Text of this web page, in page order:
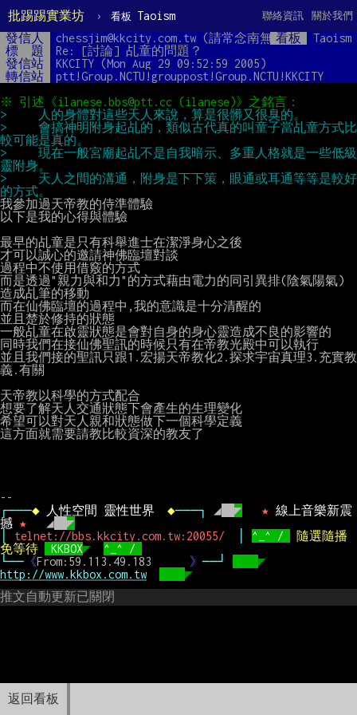
批踢踢實業坊 › 看板 Taoism 關於我們
聯絡資訊
返回看板
發信人 chessjim@kkcity.com.tw (請常念南無阿彌陀佛),
看板
Taoism
標  題
Re: [討論] 乩童的問題？
發信站
KKCITY (Mon Aug 29 09:52:59 2005)
轉信站
ptt!Group.NCTU!grouppost!Group.NCTU!KKCITY
>     會搞神明附身起乩的，類似古代真的叫童子當乩童方式比
>     現在一般宮廟起乩不是自我暗示、多重人格就是一些低級
>     天人之間的溝通，附身是下下策，眼通或耳通等等是較好
我參加過天帝教的侍準體驗
以下是我的心得與體驗
最早的乩童是只有科舉進士在潔淨身心之後
才可以誠心的邀請神佛臨壇對談
過程中不使用借竅的方式
而是透過"親力與和力"的方式藉由電力的同引異排(陰氣陽氣)
造成乩筆的移動
而在仙佛臨壇的過程中,我的意識是十分清醒的
並且楚於修持的狀態
一般乩童在啟靈狀態是會對自身的身心靈造成不良的影響的
同時我們在接仙佛聖訊的時候只有在帝教光殿中可以執行
並且我們接的聖訊只跟1.宏揚天帝教化2.探求宇宙真理3.充實教
義.有關
天帝教以科學的方式配合
想要了解天人交通狀態下會產生的生理變化
希望可以對天人親和狀態做下一個科學定義
這方面就需要請教比較資深的教友了
┌───◆ 人性空間 靈性世界 ◆───┐ ◢ ◤
  ★
線上音樂新震
撼 ★
   ◢
◤
telnet://bbs.kkcity.com.tw:20055/ ^_^ /
隨選隨播
免等待
KKBOX◤ ^_^ /
└── 《From:59.113.49.183 》──┘
◤
http://www.kkbox.com.tw
◤
推文自動更新已關閉